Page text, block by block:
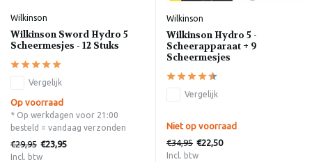
Wilkinson
Wilkinson Sword Hydro 5
Scheermesjes - 12 Stuks
Vergelijk
Op voorraad
* Op werkdagen voor 21:00
besteld = vandaag verzonden
€29,95 €23,95
Incl. btw
Wilkinson
Wilkinson Hydro 5 -
Scheerapparaat + 9
Scheermesjes
Vergelijk
Niet op voorraad
€34,95 €22,50
Incl. btw